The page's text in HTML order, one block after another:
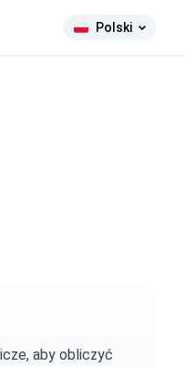
Polski
aby obliczyć